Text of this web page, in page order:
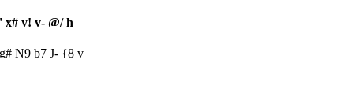
x# y! v- @/ h
N9 b7 J- {8 v